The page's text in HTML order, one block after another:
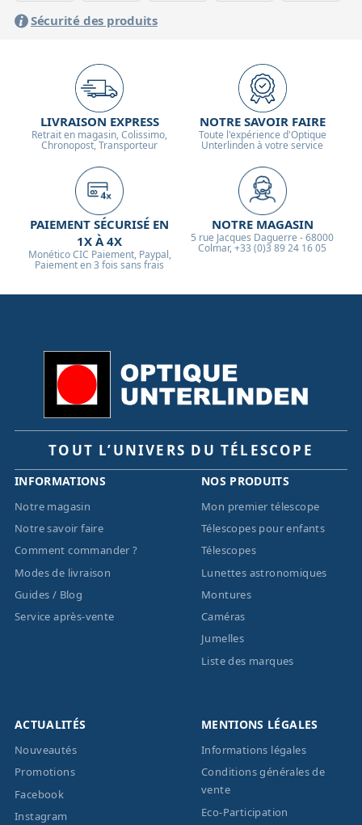
Sécurité des produits
LIVRAISON EXPRESS
Retrait en magasin, Colissimo,
Chronopost, Transporteur
NOTRE SAVOIR FAIRE
Toute l'expérience d'Optique
Unterlinden à votre service
PAIEMENT SÉCURISÉ EN
1X À 4X
Monético CIC Paiement, Paypal,
Paiement en 3 fois sans frais
NOTRE MAGASIN
5 rue Jacques Daguerre - 68000
Colmar, +33 (0)3 89 24 16 05
TOUT L’UNIVERS DU TÉLESCOPE
INFORMATIONS
Notre magasin
Notre savoir faire
Comment commander ?
Modes de livraison
Guides / Blog
Service après-vente
NOS PRODUITS
Mon premier télescope
Télescopes pour enfants
Télescopes
Lunettes astronomiques
Montures
Caméras
Jumelles
Liste des marques
ACTUALITÉS
Nouveautés
Promotions
Facebook
Instagram
MENTIONS LÉGALES
Informations légales
Conditions générales de
vente
Eco-Participation